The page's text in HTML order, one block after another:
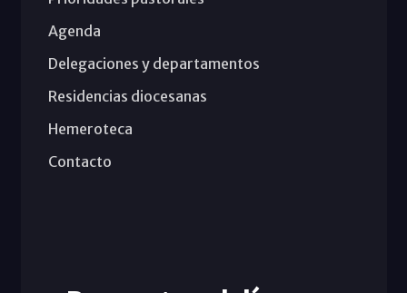
Agenda
Delegaciones y departamentos
Residencias diocesanas
Hemeroteca
Contacto